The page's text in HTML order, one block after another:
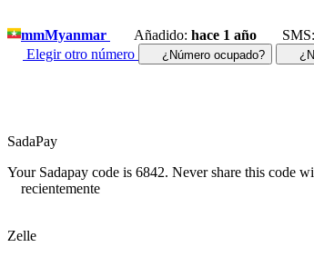
mmMyanmar Añadido: hace 1 año SMS:
Elegir otro número
¿Número ocupado?
SadaPay
Your Sadapay code is 6842. Never share this code
recientemente
Zelle